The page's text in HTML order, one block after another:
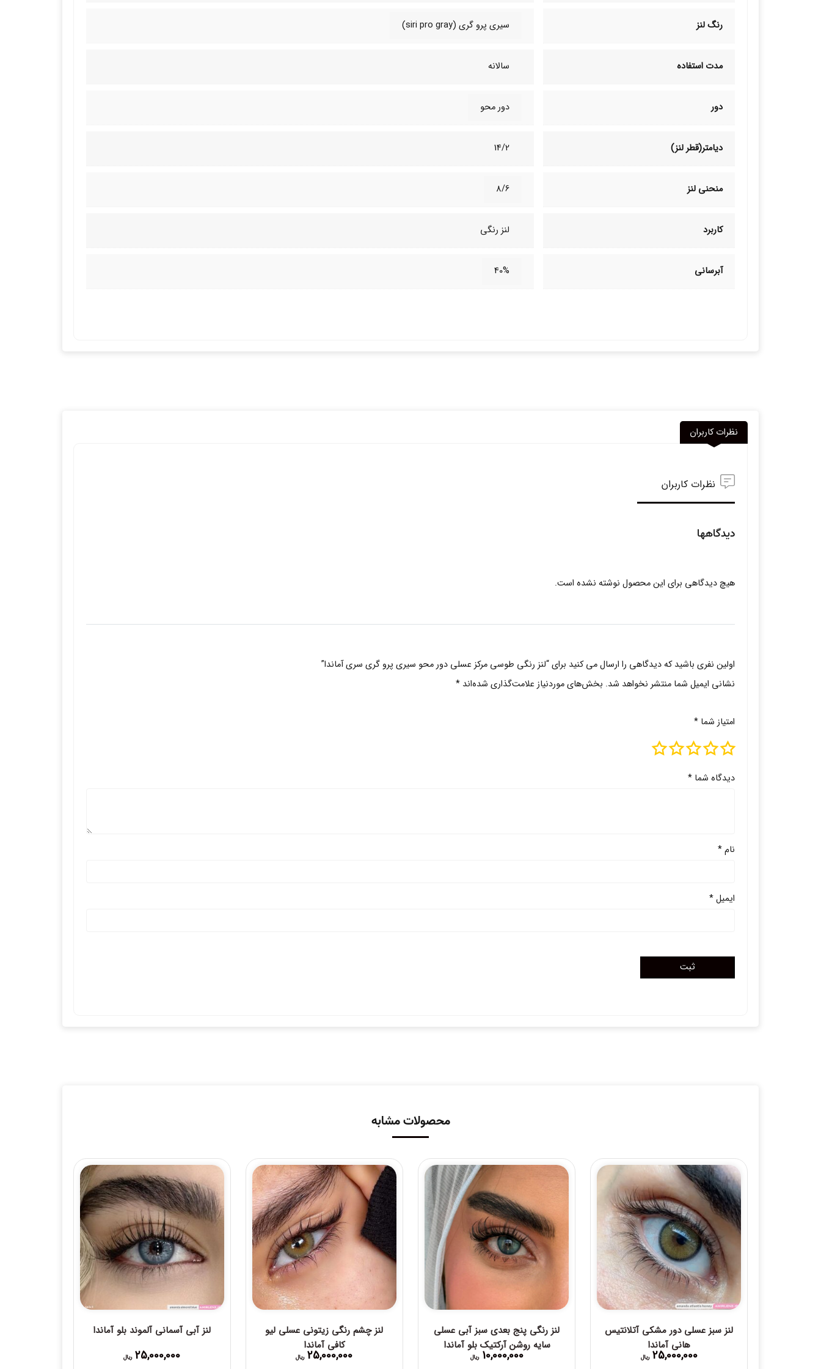
رنگ لنز سیری پرو گری (siri pro gray)
مدت استفاده سالانه
دور دور محو
دیامتر(قطر لنز) 14/2
منحنی لنز 8/6
کاربرد لنز رنگی
آبرسانی 40%
نظرات کاربران
نظرات کاربران
دیدگاهها
هیچ دیدگاهی برای این محصول نوشته نشده است.
اولین نفری باشید که دیدگاهی را ارسال می کنید برای “لنز رنگی طوسی مرکز عسلی دور محو سیری پرو گری سری آماندا”
نشانی ایمیل شما منتشر نخواهد شد. بخش‌های موردنیاز علامت‌گذاری شده‌اند *
امتیاز شما *
دیدگاه شما *
نام*
ایمیل*
محصولات مشابه
لنز سبز عسلی دور مشکی آتلانتیس
هانی آماندا
25,000,000 ریال
لنز رنگی پنج بعدی سبز آبی عسلی
سایه روشن آرکتیک بلو آماندا
10,000,000 ریال
لنز چشم رنگی زیتونی عسلی لیو
کافی آماندا
25,000,000 ریال
لنز آبی آسمانی آلموند بلو آماندا
25,000,000 ریال